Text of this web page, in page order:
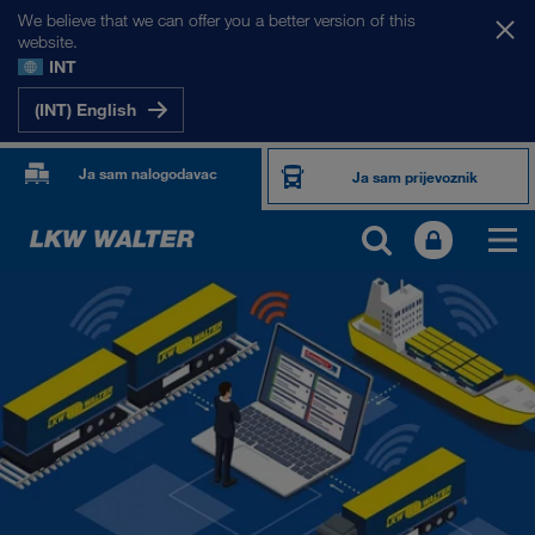
We believe that we can offer you a better version of this
website.
INT
(INT) English
Ja sam nalogodavac Ja sam prijevoznik
PROIZVODI I USLUGE
Cestovni prijevoz
Digitalna rješenja
Kombinirani prijevoz